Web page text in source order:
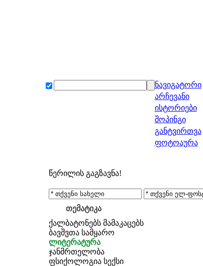
ნავიგატორი
არჩევანი
ისტორიები
შოპინგი
განტვირთვა
ფოტოაურა
წერილის გაგზავნა!
თემატიკა
ქალბატონებს მამაკაცებს
ბავშვთა სამყარო
ლიტერატურა
ჯანმრთელობა
ფსიქოლოგია სექსი